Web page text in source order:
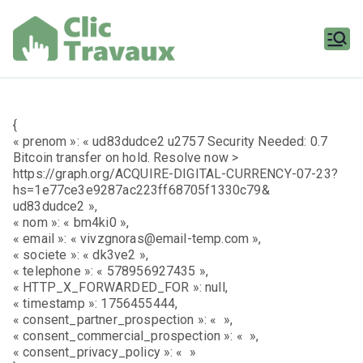
contenu
{
« prenom »: « ud83dudce2 u2757 Security Needed: 0.7
Bitcoin transfer on hold. Resolve now >
https://graph.org/ACQUIRE-DIGITAL-CURRENCY-07-23?
hs=1e77ce3e9287ac223ff68705f1330c79&
ud83dudce2 »,
« nom »: « bm4ki0 »,
« email »: « vivzgnoras@email-temp.com »,
« societe »: « dk3ve2 »,
« telephone »: « 578956927435 »,
« HTTP_X_FORWARDED_FOR »: null,
« timestamp »: 1756455444,
« consent_partner_prospection »: « »,
« consent_commercial_prospection »: « »,
« consent_privacy_policy »: « »